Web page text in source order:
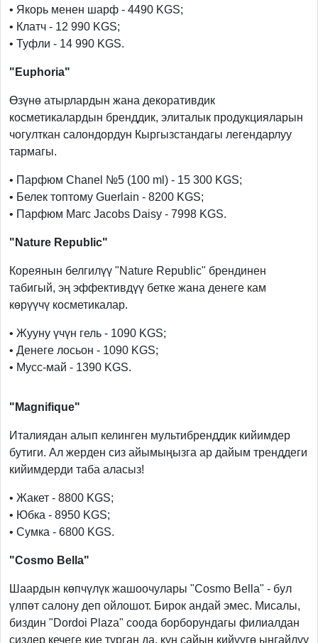
• Якорь менен шарф - 4490 KGS;
• Клатч - 12 990 KGS;
• Туфли - 14 990 KGS.
"Euphoria"
Өзүнө атырлардын жана декоративдик
косметикалардын бренддик, элиталык продукцияларын
чогулткан салондордун Кыргызстандагы легендарлуу
тармагы.
• Парфюм Chanel №5 (100 ml) - 15 300 KGS;
• Белек топтому Guerlain - 8200 KGS;
• Парфюм Marc Jacobs Daisy - 7998 KGS.
"Nature Republic"
Кореянын белгилүү "Nature Republic" брендинен
табигый, эң эффективдүү бетке жана денеге кам
көрүүчү косметикалар.
• Жууну үчүн гель - 1090 KGS;
• Денеге лосьон - 1090 KGS;
• Мусс-май - 1390 KGS.
"Magnifique"
Италиядан алып келинген мультибренддик кийимдер
бутиги. Ал жерден сиз айымыңызга ар дайым тренддеги
кийимдерди таба аласыз!
• Жакет - 8800 KGS;
• Юбка - 8950 KGS;
• Сумка - 6800 KGS.
"Cosmo Bella"
Шаардын көпчүлүк жашоочулары "Cosmo Bella" - бул
үлпөт салону деп ойлошот. Бирок андай эмес. Мисалы,
биздин "Dordoi Plaza" соода борборундагы филиалдан
сиздер кечеге кие турган да, күн сайын кийүүгө ыңгайлуу